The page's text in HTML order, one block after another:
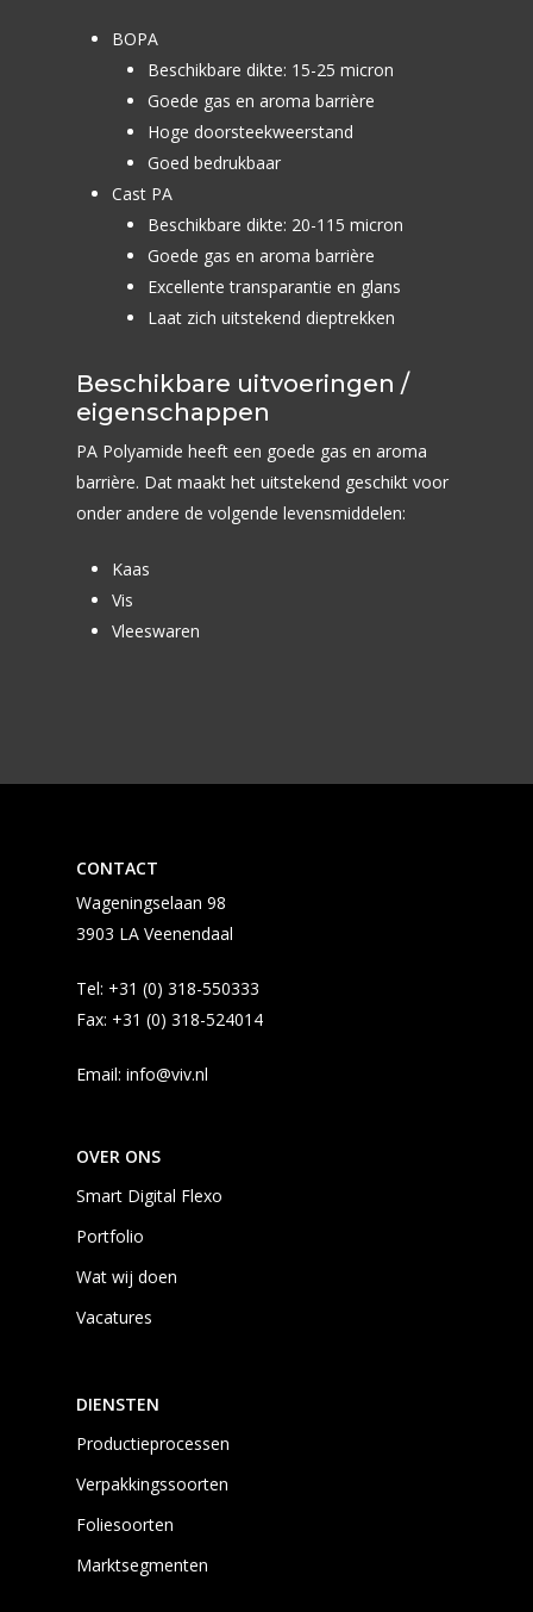
BOPA
Beschikbare dikte: 15-25 micron
Goede gas en aroma barrière
Hoge doorsteekweerstand
Goed bedrukbaar
Cast PA
Beschikbare dikte: 20-115 micron
Goede gas en aroma barrière
Excellente transparantie en glans
Laat zich uitstekend dieptrekken
Beschikbare uitvoeringen /
eigenschappen
PA Polyamide heeft een goede gas en aroma
barrière. Dat maakt het uitstekend geschikt voor
onder andere de volgende levensmiddelen:
Kaas
Vis
Vleeswaren
CONTACT
Wageningselaan 98
3903 LA Veenendaal
Tel: +31 (0) 318-550333
Fax: +31 (0) 318-524014
Email: info@viv.nl
OVER ONS
Smart Digital Flexo
Portfolio
Wat wij doen
Vacatures
DIENSTEN
Productieprocessen
Verpakkingssoorten
Foliesoorten
Marktsegmenten
Flexodrukken
Lamineren
Warehouse en
Vlees en Vleeswaren
Vis, Schaal- en
Snoep en Suikerwaren
Chocolade
Chips, Nootjes en
IJs
Petfood
Barrière Polyethyleen
BOPP
PET
Bio Based Folie
Laminaten
Flowpack folie
Flowpack
VFFS
Doypack
Punchfolie
Sachets
Portfolio
Vacatures
Downloads
Duurzaamheid & MVO
Webcenter
Contact
Nieuwsbrief